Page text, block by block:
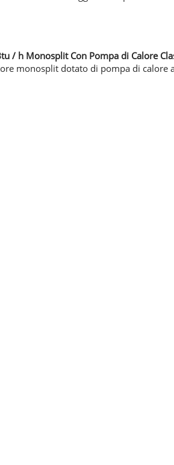
/ h Monosplit Con Pompa di Calore
monosplit dotato di pompa di calore